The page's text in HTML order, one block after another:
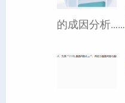
（
也
以
各
向
的成因分析……